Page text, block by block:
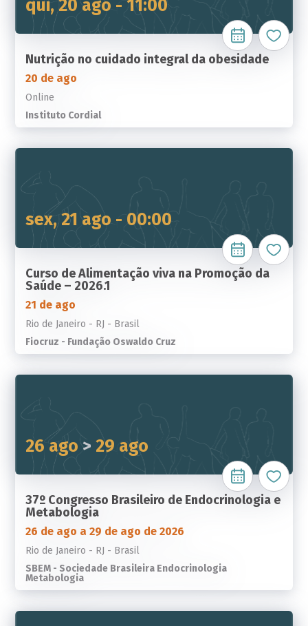
qui, 20 ago - 11:00
Nutrição no cuidado integral da obesidade
20 de ago
Online
Instituto Cordial
sex, 21 ago - 00:00
Curso de Alimentação viva na Promoção da
Saúde – 2026.1
21 de ago
Rio de Janeiro - RJ - Brasil
Fiocruz - Fundação Oswaldo Cruz
26 ago> 29 ago
37º Congresso Brasileiro de Endocrinologia e
Metabologia
26 de ago a 29 de ago de 2026
Rio de Janeiro - RJ - Brasil
SBEM - Sociedade Brasileira Endocrinologia
Metabologia